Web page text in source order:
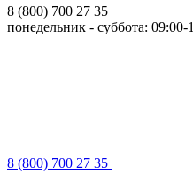
8 (800) 700 27 35
понедельник - суббота: 09:00-
8 (800) 700 27 35